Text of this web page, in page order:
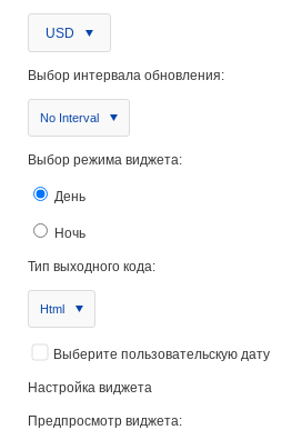
USD
Выбор интервала обновления:
No Interval
Выбор режима виджета:
День
Ночь
Тип выходного кода:
Html
Выберите пользовательскую дату
Настройка виджета
Предпросмотр виджета: